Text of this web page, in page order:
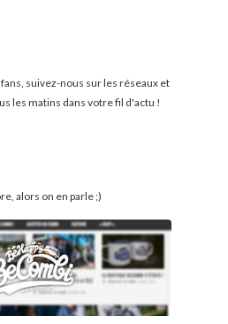
suivez-nous sur les réseaux et
les matins dans votre fil d'actu !
alors on en parle ;)